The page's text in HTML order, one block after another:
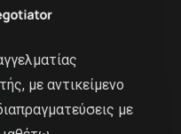
με αντικείμενο
με